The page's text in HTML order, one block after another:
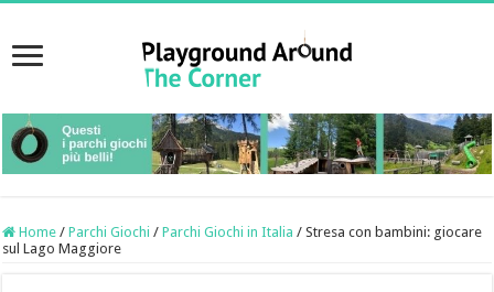
Home / Parchi Giochi / Parchi Giochi in Italia / Stresa con bambini: giocare
sul Lago Maggiore